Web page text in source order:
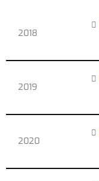
2018
2019
2020